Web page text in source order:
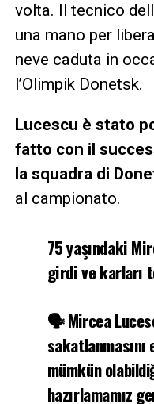
volta. Il tecnico
una mano per
neve caduta in
l’Olimpik Donetsk.
Lucescu è stato
fatto con il
la squadra di
al campionato.
75 yaşındaki
girdi ve karları
🗣 Mircea
mümkün
hazırlamamız